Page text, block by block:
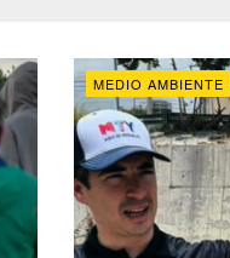
MEDIO AMBIENTE